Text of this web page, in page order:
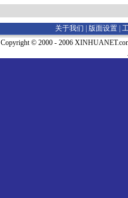
关于我们 | 版面设置
Copyright © 2000 - 2006